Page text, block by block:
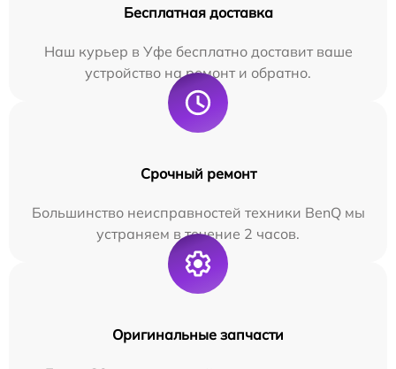
Бесплатная доставка
Наш курьер в Уфе бесплатно доставит ваше
устройство на ремонт и обратно.
Срочный ремонт
Большинство неисправностей техники BenQ мы
устраняем в течение 2 часов.
Оригинальные запчасти